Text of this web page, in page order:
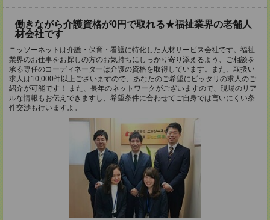
働きながら介護資格が0円で取れる★福祉業界の老舗人
材会社です
ニッソーネットは介護・保育・看護に特化した人材サービス会社です。福祉
業界のお仕事をお探しの方のお気持ちにしっかり寄り添えるよう、ご相談を
承る専任のコーディネーターは介護の資格を取得しています。また、取扱い
求人は10,000件以上ございますので、あなたのご希望にピッタリの求人のご
紹介が可能です！ また、長年のネットワークがございますので、現場のリア
ルな情報もお伝えできますし、希望条件に合わせてご自身では言いにくい条
件交渉も行いますよ。